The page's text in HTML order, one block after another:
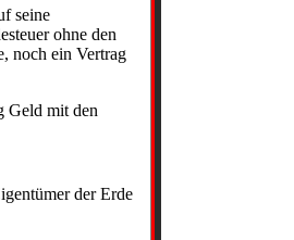
seine
ohne den
noch ein Vertrag
Geld mit den
der Erde